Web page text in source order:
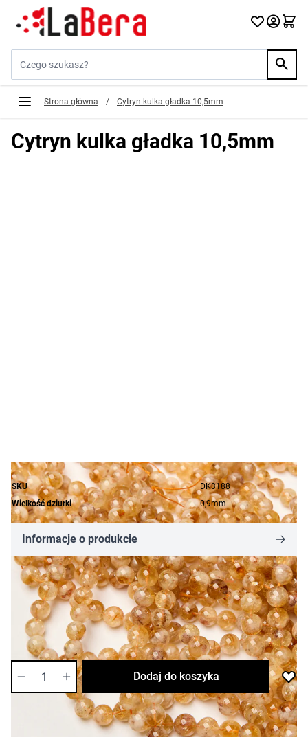
Przejdź do treści
Strona główna / Cytryn kulka gładka 10,5mm
Cytryn kulka gładka 10,5mm
SKU
DK3188
Wielkość dziurki
0,9mm
Informacje o produkcie
92,25 zł
Cena za opakowanie
Ilość w opakowaniu: 38 szt.
Dostępność:średnia
Dodaj do koszyka